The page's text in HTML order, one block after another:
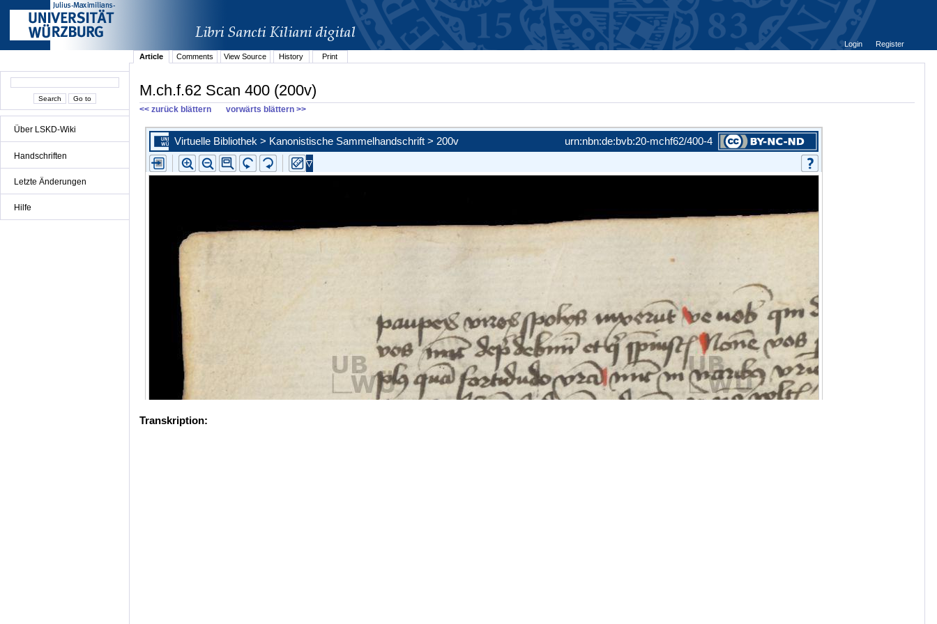
Über LSKD-Wiki
Handschriften
Letzte Änderungen
Hilfe
Login
Register
Article
Comments View Source History Print
M.ch.f.62 Scan 400 (200v)
<< zurück blättern vorwärts blättern >>
Transkription: